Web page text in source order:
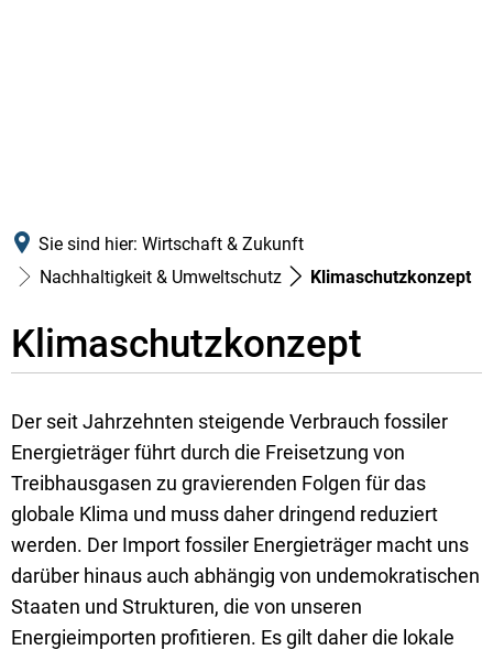
Sie sind hier: Wirtschaft & Zukunft
Nachhaltigkeit & Umweltschutz
Klimaschutzkonzept
Klimaschutzkonzept
Klimaschutzkonzept
Der seit Jahrzehnten steigende Verbrauch fossiler
Energieträger führt durch die Freisetzung von
Treibhausgasen zu gravierenden Folgen für das
globale Klima und muss daher dringend reduziert
werden. Der Import fossiler Energieträger macht uns
darüber hinaus auch abhängig von undemokratischen
Staaten und Strukturen, die von unseren
Energieimporten profitieren. Es gilt daher die lokale